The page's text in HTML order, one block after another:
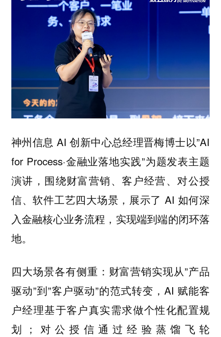
神州信息 AI 创新中心总经理晋梅博士以”AI
for Process·金融业落地实践”为题发表主题
演讲，围绕财富营销、客户经营、对公授
信、软件工艺四大场景，展示了 AI 如何深
入金融核心业务流程，实现端到端的闭环落
地。
四大场景各有侧重：财富营销实现从”产品
驱动”到”客户驱动”的范式转变，AI 赋能客
户经理基于客户真实需求做个性化配置规
划；对公授信通过经验蒸馏飞轮